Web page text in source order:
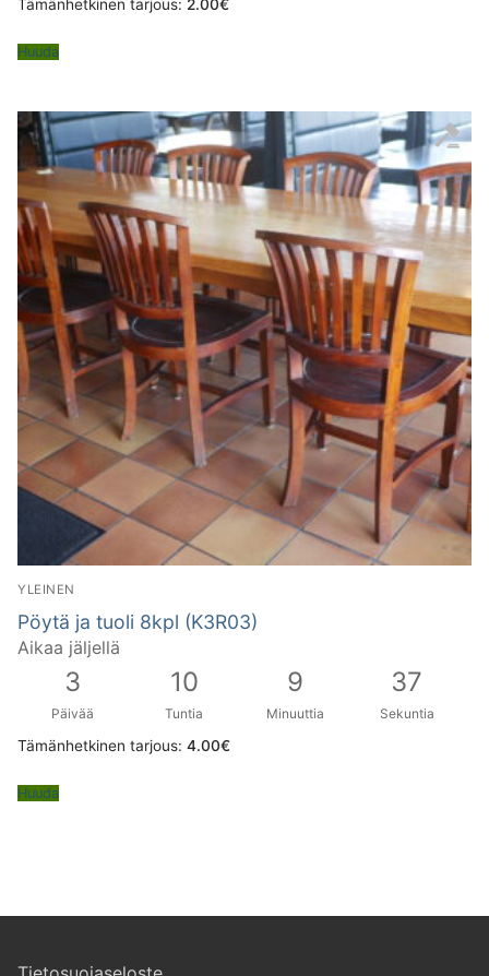
Tämänhetkinen tarjous: 2.00€
Huuda
YLEINEN
Pöytä ja tuoli 8kpl (K3R03)
Aikaa jäljellä
3
Päivää
10
Tuntia
9
Minuuttia
36
Sekuntia
Tämänhetkinen tarjous: 4.00€
Huuda